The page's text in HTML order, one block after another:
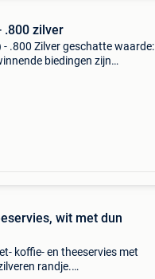
.800 zilver
- .800 Zilver geschatte waarde:
biedingen zijn
wit met dun
koffie- en theeservies met
randje.